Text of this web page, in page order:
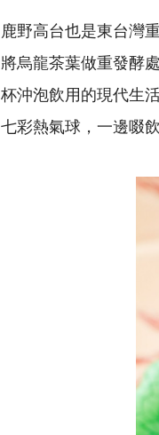
鹿野高台也是東台灣
將烏龍茶葉做重發酵
杯沖泡飲用的現代生
七彩熱氣球，一邊啜